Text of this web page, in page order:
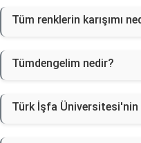
Tüm renklerin karışımı
Tümdengelim nedir?
Türk İşfa Üniversitesi'nin